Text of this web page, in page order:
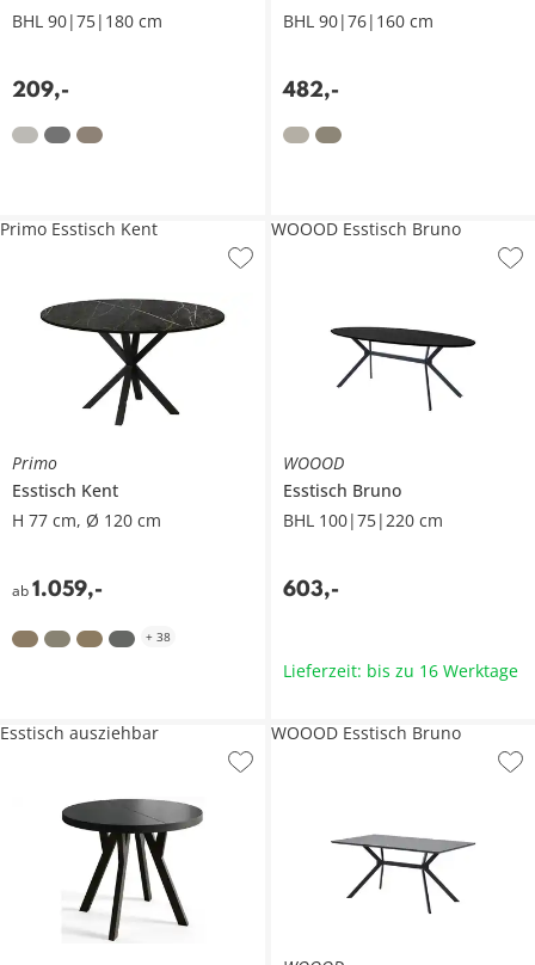
BHL 90|75|180 cm
209,-
BHL 90|76|160 cm
482,-
Primo
Esstisch Kent
H 77 cm, Ø 120 cm
ab1.059,-
Primo Esstisch Kent
+ 38
WOOOD
Esstisch Bruno
BHL 100|75|220 cm
603,-
WOOOD Esstisch Bruno
Lieferzeit: bis zu 16 Werktage
Esstisch ausziehbar WOOOD Esstisch Bruno